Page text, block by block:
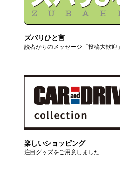
ズバリひと言
読者からのメッセージ「投稿大歓迎」
楽しいショッピング
注目グッズをご用意しました